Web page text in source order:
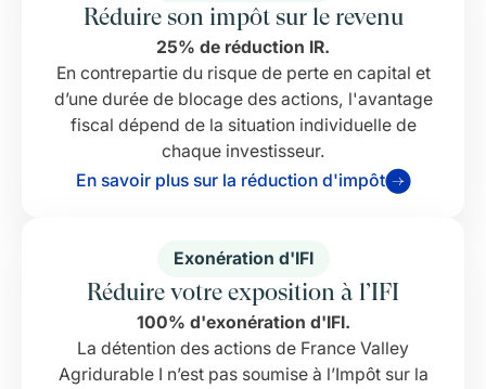
Réduire son impôt sur le revenu
25% de réduction IR.
En contrepartie du risque de perte en capital et
d’une durée de blocage des actions, l'avantage
fiscal dépend de la situation individuelle de
chaque investisseur.
En savoir plus sur la réduction d'impôt
Exonération d'IFI
Réduire votre exposition à l’IFI
100% d'exonération d'IFI.
La détention des actions de France Valley
Agridurable I n’est pas soumise à l’Impôt sur la